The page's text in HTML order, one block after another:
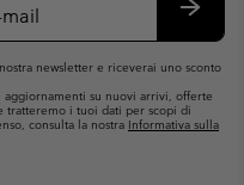
newsletter e riceverai uno sconto
su nuovi arrivi, offerte
tratteremo i tuoi dati per scopi di
consulta la nostra Informativa sulla